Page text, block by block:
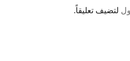
لتضيف تعليقاً.